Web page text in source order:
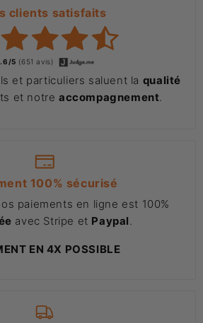
clients satisfaits
5 (651 avis)
et particuliers saluent la qualité
et notre accompagnement.
100% sécurisé
paiements en ligne est 100%
avec Stripe et Paypal.
EN 4X POSSIBLE